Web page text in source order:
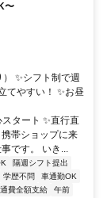
〜
✨シフト制で週
てやすい！ ✨お昼
タート ✨直行直
帯ショップに来
です。 いき...
隔週シフト提出
学歴不問
車通勤OK
費全額支給
午前